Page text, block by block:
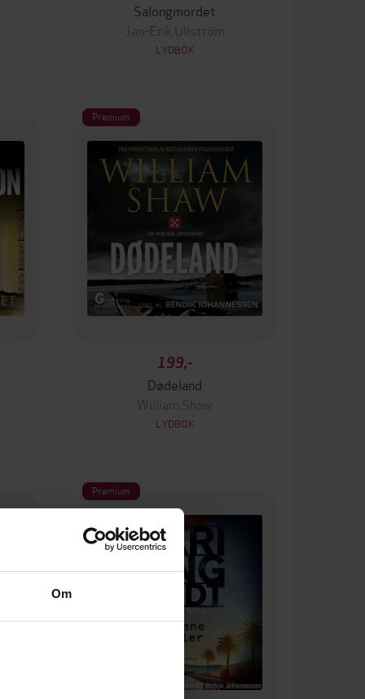
Om
Salongmordet
Jan-Erik Ullström
LYDBOK
Premium
199,-
Dødeland
William Shaw
LYDBOK
Premium